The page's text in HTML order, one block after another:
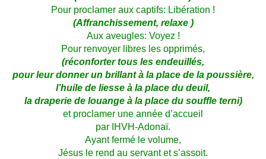
Pour proclamer aux captifs: Libération !
(Affranchissement, relaxe )
Aux aveugles: Voyez !
Pour renvoyer libres les opprimés,
(réconforter tous les endeuillés,
pour leur donner un brillant à la place de la poussière,
l’huile de liesse à la place du deuil,
la draperie de louange à la place du souffle terni)
et proclamer une année d’accueil
par IHVH-Adonaï.
Ayant fermé le volume,
Jésus le rend au servant et s’assoit.